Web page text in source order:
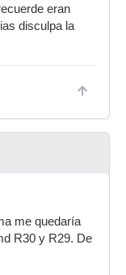
eran
disculpa la
me quedaría
R30 y R29. De